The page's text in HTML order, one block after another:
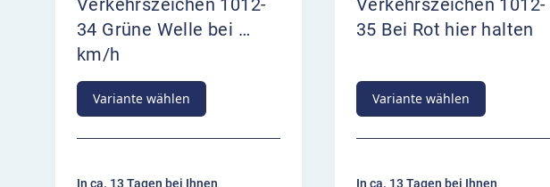
Verkehrszeichen 1012-
34 Grüne Welle bei …
km/h
Variante wählen
In ca. 13 Tagen bei Ihnen
Verkehrszeichen 1012-
35 Bei Rot hier halten
Variante wählen
In ca. 13 Tagen bei Ihnen